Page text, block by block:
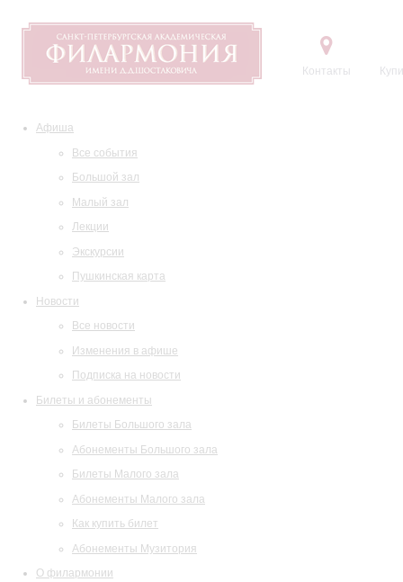
Контакты
Афиша
Все события
Большой зал
Малый зал
Лекции
Экскурсии
Пушкинская карта
Новости
Все новости
Изменения в афише
Подписка на новости
Билеты и абонементы
Билеты Большого зала
Абонементы Большого зала
Билеты Малого зала
Абонементы Малого зала
Как купить билет
Абонементы Музитория
О филармонии